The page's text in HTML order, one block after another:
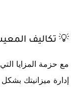
💡 تكاليف
مع حزمة المزايا
إدارة ميزانيتك